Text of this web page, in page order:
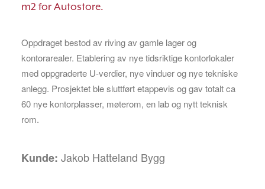
m2 for Autostore.
Oppdraget bestod av riving av gamle lager og
kontorarealer. Etablering av nye tidsriktige kontorlokaler
med oppgraderte U-verdier, nye vinduer og nye tekniske
anlegg. Prosjektet ble sluttført etappevis og gav totalt ca
60 nye kontorplasser, møterom, en lab og nytt teknisk
rom.
Kunde: Jakob Hatteland Bygg